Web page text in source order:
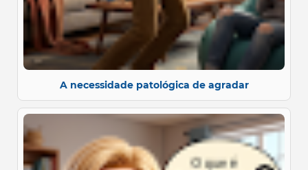
A necessidade patológica de agradar